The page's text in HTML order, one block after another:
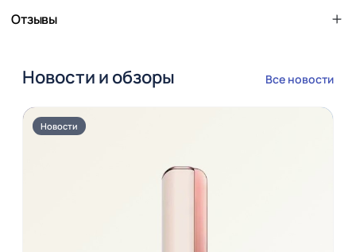
Отзывы
Новости и обзоры Все новости
Новости